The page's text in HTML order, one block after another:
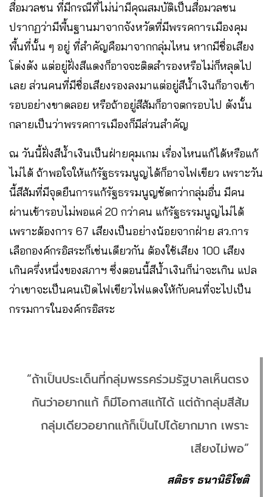
สื่อมวลชน ที่มีกรณีที่ไม่น่ามีคุณสมบัติเป็นสื่อมวลชน
ปรากฏว่ามีพื้นฐานมาจากจังหวัดที่มีพรรคการเมืองคุม
พื้นที่นั้น ๆ อยู่ ที่สำคัญคือมาจากกลุ่มไหน หากมีชื่อเสียง
โด่งดัง แต่อยู่ฝั่งสีแดงก็อาจจะติดสำรองหรือไม่ก็หลุดไป
เลย ส่วนคนที่มีชื่อเสียงรองลงมาแต่อยู่สีน้ำเงินก็อาจเข้า
รอบอย่างขาดลอย หรือถ้าอยู่สีส้มก็อาจตกรอบไป ดังนั้น
กลายเป็นว่าพรรคการเมืองก็มีส่วนสำคัญ
ณ วันนี้ฝั่งสีน้ำเงินเป็นฝ่ายคุมเกม เรื่องไหนแก้ได้หรือแก้
ไม่ได้ ถ้าพอใจให้แก้รัฐธรรมนูญได้ก็อาจไฟเขียว เพราะวัน
นี้สีส้มที่มีจุดยืนการแก้รัฐธรรมนูญชัดกว่ากลุ่มอื่น มีคน
ผ่านเข้ารอบไม่พอแค่ 20 กว่าคน แก้รัฐธรรมนูญไม่ได้
เพราะต้องการ 67 เสียงเป็นอย่างน้อยจากฝ่าย สว.การ
เลือกองค์กรอิสระก็เช่นเดียวกัน ต้องใช้เสียง 100 เสียง
เกินครึ่งหนึ่งของสภาฯ ซึ่งตอนนี้สีน้ำเงินก็น่าจะเกิน แปล
ว่าเขาจะเป็นคนเปิดไฟเขียวไฟแดงให้กับคนที่จะไปเป็น
กรรมการในองค์กรอิสระ
“ถ้าเป็นประเด็นที่กลุ่มพรรคร่วมรัฐบาลเห็นตรง
กันว่าอยากแก้ ก็มีโอกาสแก้ได้ แต่ถ้ากลุ่มสีส้ม
กลุ่มเดียวอยากแก้ก็เป็นไปได้ยากมาก เพราะ
เสียงไม่พอ”
สติธร ธนานิธิโชติ